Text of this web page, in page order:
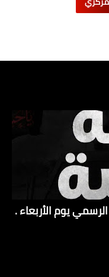
يوم الأربعاء .